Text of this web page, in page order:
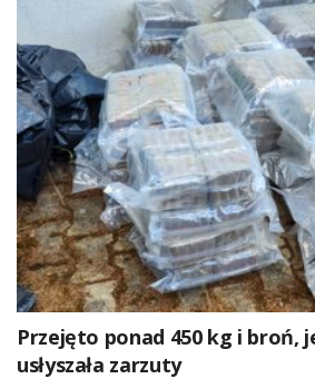
Przejęto ponad 450 kg i broń,
usłyszała zarzuty